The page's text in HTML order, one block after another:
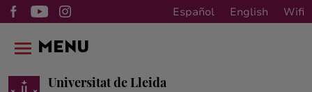
Español English Wifi
Universitat de Lleida
MENU